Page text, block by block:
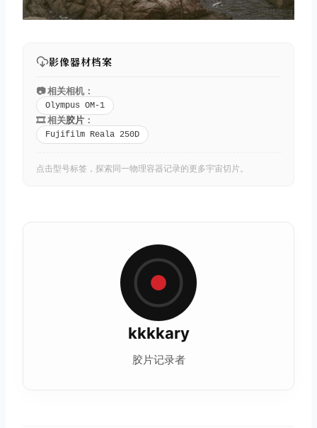
影像器材档案
📷 相关相机：
Olympus OM-1
🎞️ 相关胶片 ：
Fujifilm Reala 250D
点击型号标签，探索同一物理容器记录的更多宇宙切片。
kkkkary
胶片记录者